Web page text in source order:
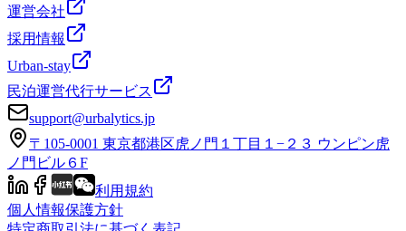
運営会社
採用情報
Urban-stay
民泊運営代行サービス
support@urbalytics.jp
〒105-0001 東京都港区虎ノ門１丁目１−２３ ウンピン虎
ノ門ビル６F
利用規約
個人情報保護方針